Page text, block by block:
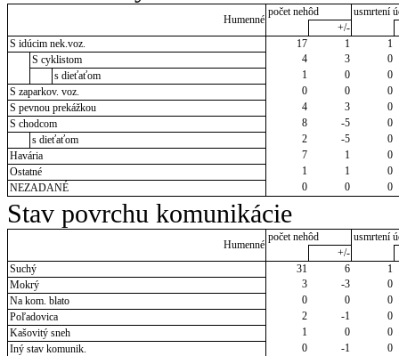
Humenné
počet nehôd
usmrtení
+/-
S idúcim nek.voz.
17 1
1
S cyklistom
4 3
0
s dieťaťom
1 0
0
S zaparkov. voz.
0 0
0
S pevnou prekážkou
4 3
0
S chodcom
8 -5
0
s dieťaťom
2 -5
0
Havária
7 1
0
Ostatné
1 1
0
NEZADANÉ
0 0 0
Stav povrchu komunikácie
Humenné
počet nehôd
usmrtení
+/-
Suchý
31 6
1
Mokrý
3 -3
0
Na kom. blato
0 0
0
Poľadovica
2 -1
0
Kašovitý sneh
1 0
0
Iný stav komunik.
0 -1
0